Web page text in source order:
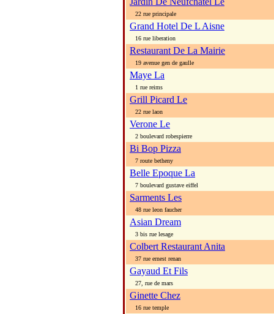
22 rue principale
Grand Hotel De L Aisne
16 rue liberation
Restaurant De La Mairie
19 avenue gen de gaulle
Maye La
1 rue reims
Grill Picard Le
22 rue laon
Verone Le
2 boulevard robespierre
Bi Bop Pizza
7 route betheny
Belle Epoque La
7 boulevard gustave eiffel
Sarments Les
48 rue leon faucher
Asian Dream
3 bis rue lesage
Colbert Restaurant Anita
37 rue ernest renan
Gayaud Et Fils
27, rue de mars
Ginette Chez
16 rue temple